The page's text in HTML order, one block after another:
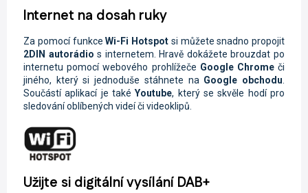
Internet na dosah ruky
Za pomocí funkceWi-Fi Hotspot si můžete snadno propojit
2DIN autorádio s internetem. Hravě dokážete brouzdat po
internetu pomocí webového prohlížeče Google Chromeči
jiného, který si jednoduše stáhnete na Google obchodu
Součástí aplikací je takéYoutube, který se skvěle hodí pro
sledování oblíbených videí či videoklipů.
Užijte si digitální vysílání DAB+